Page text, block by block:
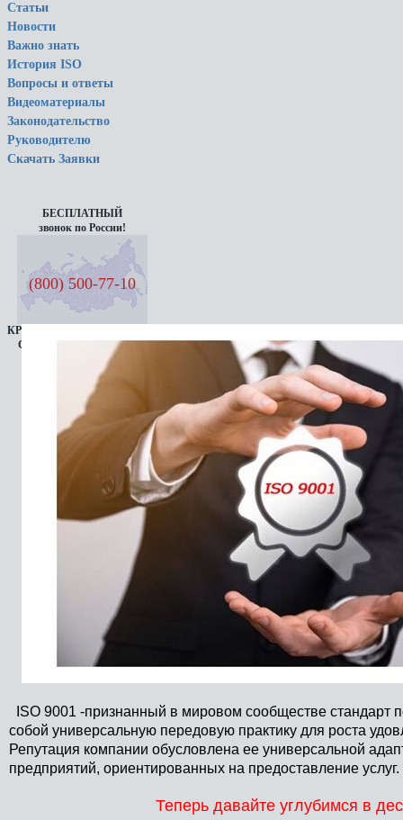
Статьи
Новости
Важно знать
История ISO
Вопросы и ответы
Видеоматериалы
Законодательство
Руководителю
Скачать Заявки
БЕСПЛАТНЫЙ
звонок по России!
(800) 500-77-10
КРУГЛОСУТОЧНАЯ ЛИНИЯ
СЕМЬ ДНЕЙ В НЕДЕЛЮ
ISO 9001 -признанный в мировом сообществе стандарт
собой универсальную передовую практику для роста
Репутация компании обусловлена ее универсальной
предприятий, ориентированных на предоставление услуг.
Теперь давайте углубимся в